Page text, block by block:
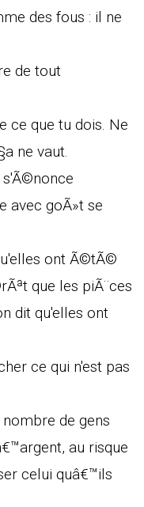
des fous : il ne
de tout
ce que tu dois. Ne
ne vaut.
avec goÃ»t se
ont Ã©tÃ©
que les piÃ¨ces
dit qu'elles ont
ce qui n'est pas
de gens
au risque
celui quâ€™ils